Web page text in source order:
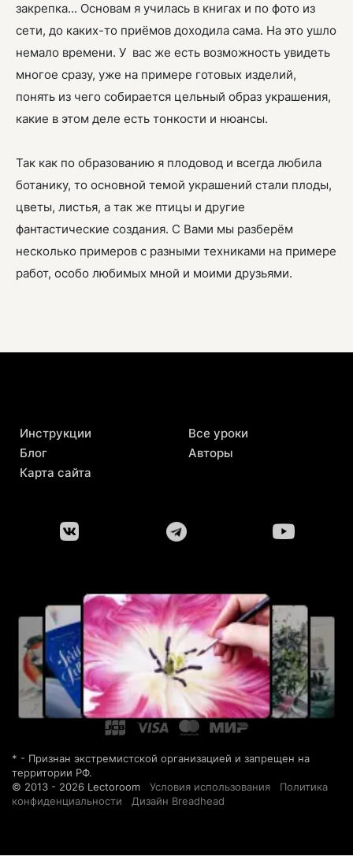
закрепка... Основам я училась в книгах и по фото из
сети, до каких-то приёмов доходила сама. На это ушло
немало времени. У вас же есть возможность увидеть
многое сразу, уже на примере готовых изделий,
понять из чего собирается цельный образ украшения,
какие в этом деле есть тонкости и нюансы.
Так как по образованию я плодовод и всегда любила
ботанику, то основной темой украшений стали плоды,
цветы, листья, а так же птицы и другие
фантастические создания. С Вами мы разберём
несколько примеров с разными техниками на примере
работ, особо любимых мной и моими друзьями.
Инструкции
Блог
Карта сайта
Все уроки
Авторы
* - Признан экстремистской организацией и запрещен на
территории РФ.
© 2013 - 2026 Lectoroom Условия использования
Политика
конфиденциальности
Дизайн Breadhead